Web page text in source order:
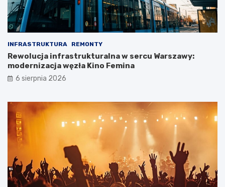
INFRASTRUKTURA REMONTY
Rewolucja infrastrukturalna w sercu Warszawy:
modernizacja węzła Kino Femina
6 sierpnia 2026